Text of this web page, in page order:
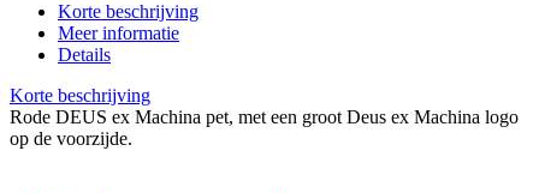
Korte beschrijving
Meer informatie
Details
Korte beschrijving
Rode DEUS ex Machina pet, met een groot Deus ex Machina logo
op de voorzijde.